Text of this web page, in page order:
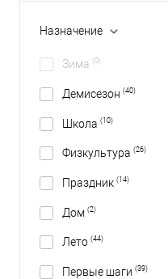
Назначение
Зима (0)
Демисезон (40)
Школа (10)
Физкультура (26)
Праздник (14)
Дом (2)
Лето (44)
Первые шаги (39)